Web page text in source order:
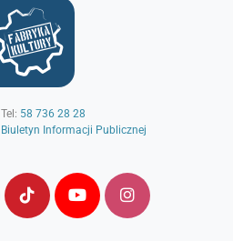
Tel: 58 736 28 28
Biuletyn Informacji Publicznej